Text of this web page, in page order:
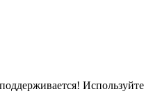
Используйте